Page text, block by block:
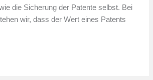
die Sicherung der Patente selbst. Bei
wir, dass der Wert eines Patents